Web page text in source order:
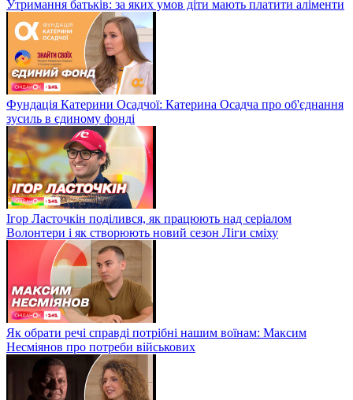
Утримання батьків: за яких умов діти мають платити аліменти
Фундація Катерини Осадчої: Катерина Осадча про об'єднання
зусиль в єдиному фонді
Ігор Ласточкін поділився, як працюють над серіалом
Волонтери і як створюють новий сезон Ліги сміху
Як обрати речі справді потрібні нашим воїнам: Максим
Несміянов про потреби військових